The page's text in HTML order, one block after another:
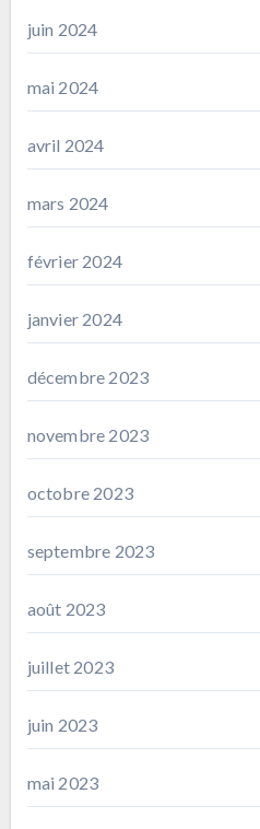
juin 2024
mai 2024
avril 2024
mars 2024
février 2024
janvier 2024
décembre 2023
novembre 2023
octobre 2023
septembre 2023
août 2023
juillet 2023
juin 2023
mai 2023